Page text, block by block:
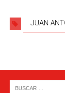
JUAN